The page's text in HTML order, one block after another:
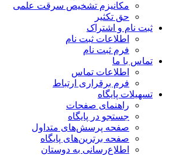
ﻣﮑﺎﻧﯿﺰم ﺗﺸﺨﯿﺺ ﺳﺮﻗﺖ ﻋﻠﻤﯽ
حق تکثیر
نام و اشتراک
اطلاعات ثبت نام
فرم ثبت نام
با ما
اطلاعات تماس
فرم برقراری ارتباط
پایگاه
راهنمای صفحات
جستجو در پایگاه
صفحه پرسش‌های متداول
صفحه برترین‌های پایگاه
اطلاع‌رسانی به دوستان